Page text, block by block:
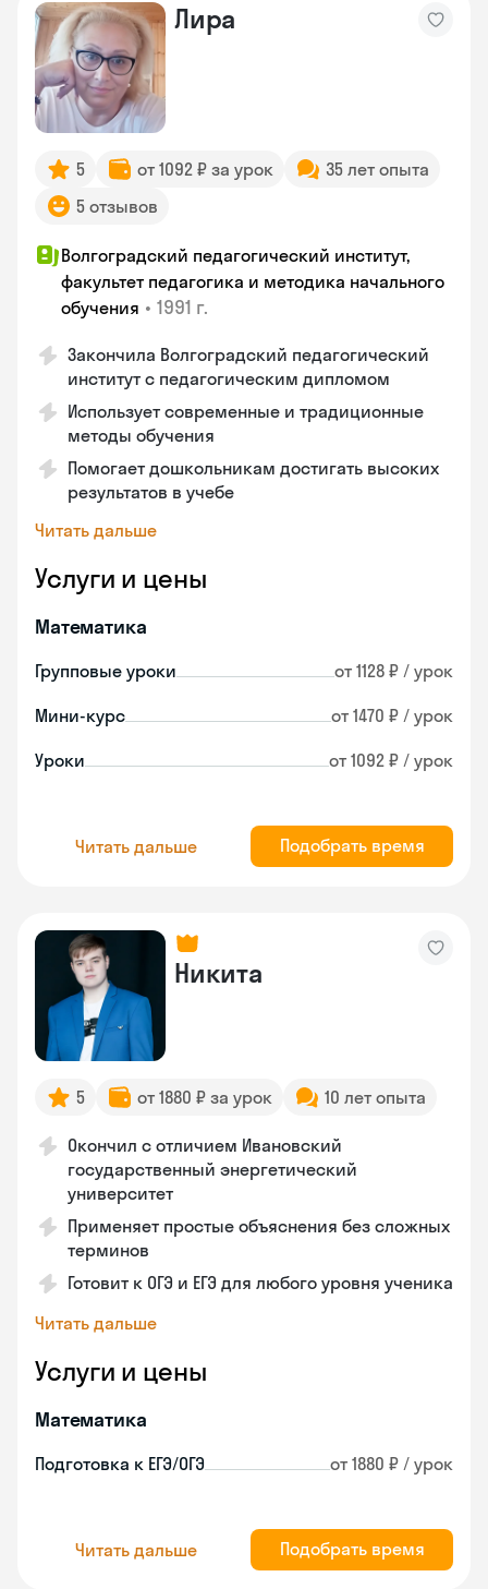
Лира
5 от 1092 ₽ за урок
35 лет опыта
5 отзывов
Волгоградский педагогический институт,
факультет педагогика и методика начального
обучения • 1991 г.
Закончила Волгоградский педагогический
институт с педагогическим дипломом
Использует современные и традиционные
методы обучения
Помогает дошкольникам достигать высоких
результатов в учебе
Читать дальше
Услуги и цены
Математика
Групповые уроки от 1128 ₽ / урок
Мини-курс от 1470 ₽ / урок
Уроки от 1092 ₽ / урок
Читать дальше Подобрать время
Никита
5 от 1880 ₽ за урок 10 лет опыта
Окончил с отличием Ивановский
государственный энергетический
университет
Применяет простые объяснения без сложных
терминов
Готовит к ОГЭ и ЕГЭ для любого уровня ученика
Читать дальше
Услуги и цены
Математика
Подготовка к ЕГЭ/ОГЭ от 1880 ₽ / урок
Читать дальше Подобрать время